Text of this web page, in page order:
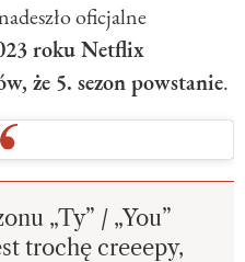
oficjalne
roku Netflix
że 5. sezon powstanie.
„Ty” / „You”
trochę creeepy,